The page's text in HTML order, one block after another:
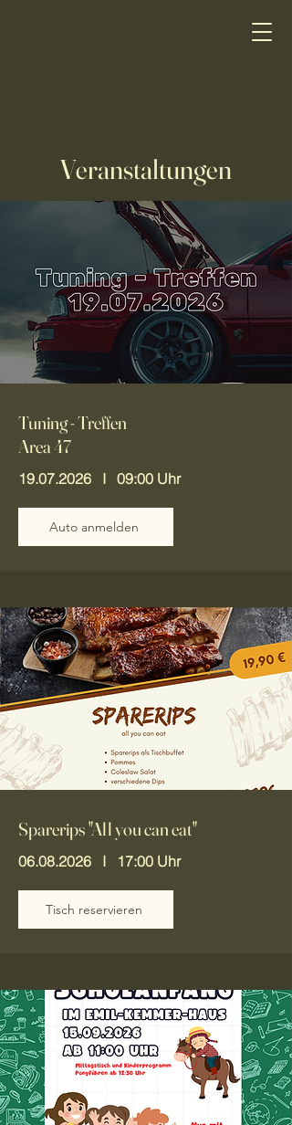
Veranstaltungen
Tuning - Treffen
Area 47
19.07.2026 I 09:00 Uhr
Auto anmelden
Sparerips "All you can eat"
06.08.2026 I 17:00 Uhr
Tisch reservieren